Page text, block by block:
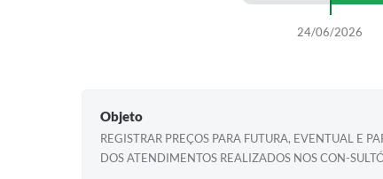
24/06/2026
Objeto
REGISTRAR PREÇOS PARA FUTURA, EVENTUAL E
DOS ATENDIMENTOS REALIZADOS NOS CON-